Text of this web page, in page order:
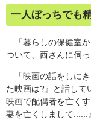
一人ぼっちでも
「暮らしの保健室か
ついて、西さんに伺っ
「映画の話をしにき
た映画は?』と話して
映画で配偶者を亡く
妻を亡くしまして